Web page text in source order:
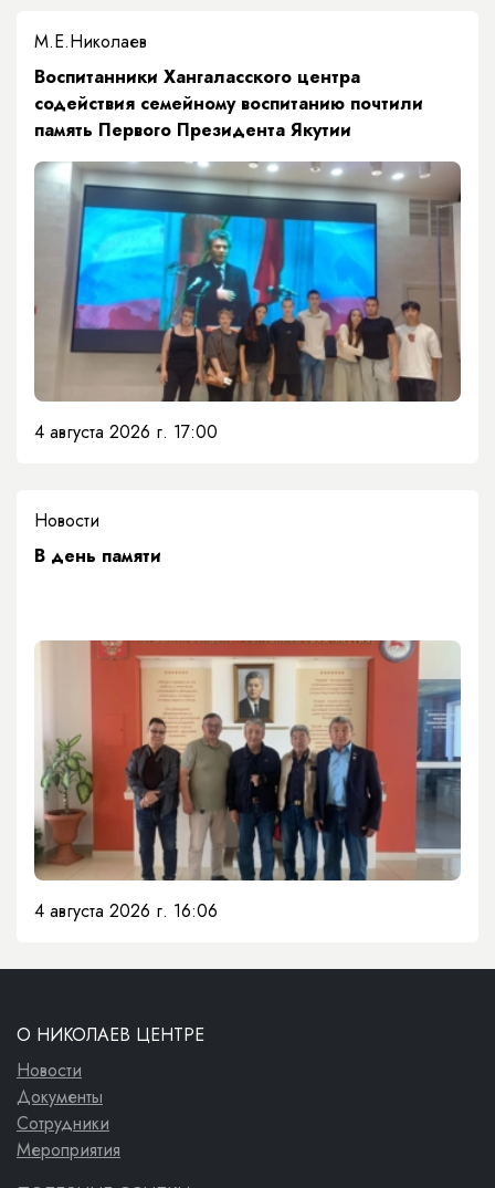
М.Е.Николаев
​Воспитанники Хангаласского центра
содействия семейному воспитанию почтили
память Первого Президента Якутии
4 августа 2026 г. 17:00
Новости
​В день памяти
4 августа 2026 г. 16:06
О НИКОЛАЕВ ЦЕНТРЕ
Новости
Документы
Сотрудники
Мероприятия